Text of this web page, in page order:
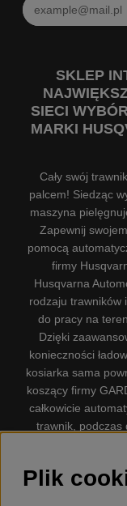
SKLEP
SIECI
MARKI
Cały swój
palcem! Siedząc
maszyna
Zapewnij
pomocą
firmy
Husqvarna
rodzaju trawników
do pracy na
Dzięki
konieczności
kosiarka sama
koszący firmy
całkowicie
trawnik, podczas
dostępną na
Plik